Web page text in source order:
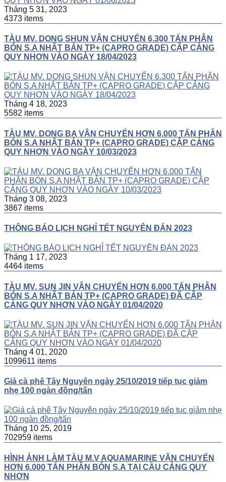
Tháng 5 31, 2023
4373 items
TÀU MV. DONG SHUN VẬN CHUYỂN 6.300 TẤN PHÂN
BÓN S.A NHẬT BẢN TP+ (CAPRO GRADE) CẬP CẢNG
QUY NHƠN VÀO NGÀY 18/04/2023
Tháng 4 18, 2023
5582 items
TÀU MV. DONG BA VẬN CHUYỂN HƠN 6.000 TẤN PHÂN
BÓN S.A NHẬT BẢN TP+ (CAPRO GRADE) CẬP CẢNG
QUY NHƠN VÀO NGÀY 10/03/2023
Tháng 3 08, 2023
3867 items
THÔNG BÁO LỊCH NGHỈ TẾT NGUYÊN ĐÁN 2023
Tháng 1 17, 2023
4464 items
TÀU MV. SUN JIN VẬN CHUYỂN HƠN 6.000 TẤN PHÂN
BÓN S.A NHẬT BẢN TP+ (CAPRO GRADE) ĐÃ CẬP
CẢNG QUY NHƠN VÀO NGÀY 01/04/2020
Tháng 4 01, 2020
1099611 items
Giá cà phê Tây Nguyên ngày 25/10/2019 tiếp tục giảm
nhẹ 100 ngàn đồng/tấn
Tháng 10 25, 2019
702959 items
HÌNH ẢNH LÀM TÀU M.V AQUAMARINE VẬN CHUYỂN
HƠN 6.000 TẤN PHÂN BÓN S.A TẠI CẦU CẢNG QUY
NHƠN